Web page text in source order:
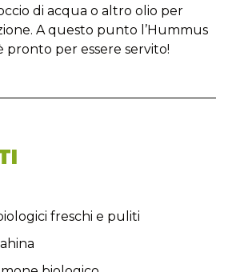
di acqua o altro olio per
A questo punto l’Hummus
pronto per essere servito!
freschi e puliti